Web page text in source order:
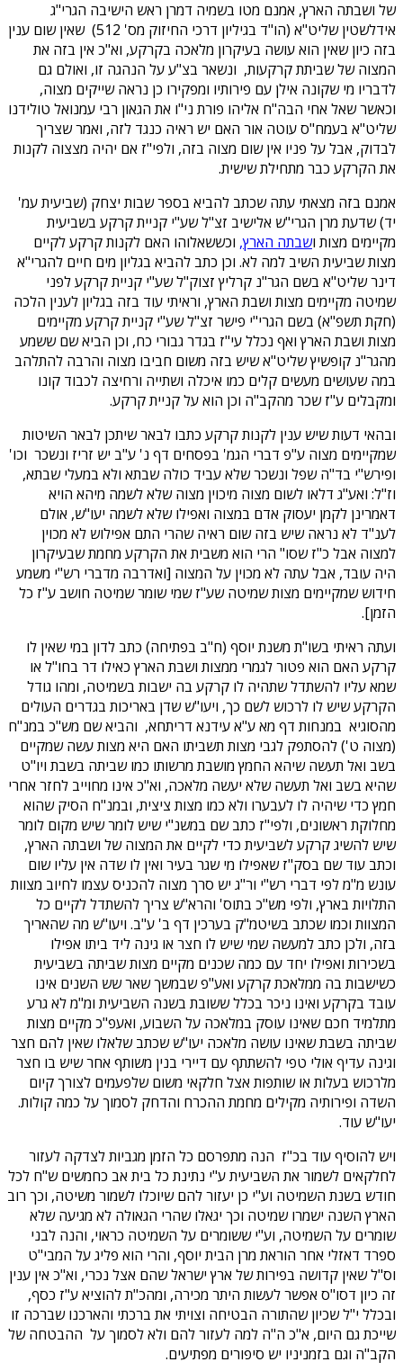
של ושבתה הארץ, אמנם מטו בשמיה דמרן ראש הישיבה הגרי"ג
אידלשטין שליט"א (הו"ד בגיליון דרכי החיזוק מס' 512) שאין שום ענין
בזה כיון שאין הוא עושה בעיקרון מלאכה בקרקע, וא"כ אין בזה את
המצוה של שביתת קרקעות, ונשאר בצ"ע על הנהגה זו, ואולם גם
לדבריו מי שקונה אילן עם פירותיו ומפקירו כן נראה שייקים מצוה,
וכאשר שאל אחי הבה"ח אליהו פורת ני"ו את הגאון רבי עמנואל טולידנו
שליט"א בעמח"ס עוטה אור האם יש ראיה כנגד לזה, ואמר שצריך
לבדוק, אבל על פניו אין שום מצוה בזה, ולפי"ז אם יהיה מצצוה לקנות
את הקרקע כבר מתחילת שישית.
אמנם בזה מצאתי עתה שכתב להביא בספר שבות יצחק (שביעית עמ'
יד) שדעת מרן הגרי"ש אלישיב זצ"ל שע"י קניית קרקע בשביעית
מקיימים מצות ושבתה הארץ, וכששאלוהו האם לקנות קרקע לקיים
מצות שביעית השיב למה לא. וכן כתב להביא בגליון מים חיים להגרי"א
דינר שליט"א בשם הגר"נ קרליץ זצוק"ל שע"י קניית קרקע לפני
שמיטה מקיימים מצות ושבת הארץ, וראיתי עוד בזה בגליון לענין הלכה
(חקת תשפ"א) בשם הגרי"י פישר זצ"ל שע"י קניית קרקע מקיימים
מצות ושבת הארץ ואף נכלל עי"ז בגדר גבורי כח, וכן הביא שם ששמע
מהגר"נ קופשיץ שליט"א שיש בזה משום חביבו מצוה והרבה להתלהב
במה שעושים מעשים קלים כמו איכלה ושתייה ורחיצה לכבוד קונו
ומקבלים ע"ז שכר מהקב"ה וכן הוא על קניית קרקע.
ובהאי דעות שיש ענין לקנות קרקע כתבו לבאר שיתכן לבאר השיטות
שמקיימים מצוה ע"פ דברי הגמ' בפסחים דף נ' ע"ב יש זריז ונשכר וכו'
ופירש"י בד"ה שפל ונשכר שלא עביד כולה שבתא ולא במעלי שבתא,
וז"ל: ואע"ג דלאו לשום מצוה מיכוין מצוה שלא לשמה מיהא הויא
דאמרינן לקמן יעסוק אדם במצוה ואפילו שלא לשמה יעו"ש, אולם
לענ"ד לא נראה שיש בזה שום ראיה שהרי התם אפילוש לא מכוין
למצוה אבל כ"ז שסו" הרי הוא משבית את הקרקע מחמת שבעיקרון
היה עובד, אבל עתה לא מכוין על המצוה [ואדרבה מדברי רש"י משמע
חידוש שמקיימים מצות שמיטה שע"ז שמי שומר שמיטה חושב ע"ז כל
הזמן].
ועתה ראיתי בשו"ת משנת יוסף (ח"ב בפתיחה) כתב לדון במי שאין לו
קרקע האם הוא פטור לגמרי ממצות ושבת הארץ כאילו דר בחו"ל או
שמא עליו להשתדל שתהיה לו קרקע בה ישבות בשמיטה, ומהו גודל
הקרקע שיש לו לרכוש לשם כך, ויעו"ש שדן באריכות בגדרים העולים
מהסוגיא במנחות דף מא ע"א עידנא דריתחא, והביא שם מש"כ במנ"ח
(מצוה ט') להסתפק לגבי מצות תשביתו האם היא מצות עשה שמקיים
בשב ואל תעשה שיהא החמץ מושבת מרשותו כמו שביתה בשבת ויו"ט
שהיא בשב ואל תעשה שלא יעשה מלאכה, וא"כ אינו מחוייב לחזר אחרי
חמץ כדי שיהיה לו לעבערו ולא כמו מצות ציצית, ובמנ"ח הסיק שהוא
מחלוקת ראשונים, ולפי"ז כתב שם במשנ"י שיש לומר שיש מקום לומר
שיש להשיג קרקע לשביעית כדי לקיים את המצוה של ושבתה הארץ,
וכתב עוד שם בסק"ז שאפילו מי שגר בעיר ואין לו שדה אין עליו שום
עונש מ"מ לפי דברי רש"י ור"ג יש סרך מצוה להכניס עצמו לחיוב מצוות
התלויות בארץ, ולפי מש"כ בתוס' והרא"ש צריך להשתדל לקיים כל
המצוות וכמו שכתב בשיטמ"ק בערכין דף ב' ע"ב. ויעו"ש מה שהאריך
בזה, ולכן כתב למעשה שמי שיש לו חצר או גינה ליד ביתו אפילו
בשכירות ואפילו יחד עם כמה שכנים מקיים מצות שביתה בשביעית
כשישבות בה ממלאכת קרקע ואע"פ שבמשך שאר שש השנים אינו
עובד בקרקע ואינו ניכר בכלל ששובת בשנה השביעית ומ"מ לא גרע
מתלמיד חכם שאינו עוסק במלאכה על השבוע, ואעפ"כ מקיים מצות
שביתה בשבת שאינו עושה מלאכה יעו"ש שכתב שלאלו שאין להם חצר
וגינה עדיף אולי טפי להשתתף עם דיירי בנין משותף אחר שיש בו חצר
מלרכוש בעלות או שותפות אצל חלקאי משום שלפעמים לצורך קיום
השדה ופירותיה מקילים מחמת ההכרח והדחק לסמוך על כמה קולות.
יעו"ש עוד.
ויש להוסיף עוד בכ"ז הנה מתפרסם כל הזמן מגביות לצדקה לעזור
לחלקאים לשמור את השביעית ע"י נתינת כל בית אב כחמשים ש"ח לכל
חודש בשנת השמיטה וע"י כן יעזור להם שיוכלו לשמור משיטה, וכך רוב
הארץ השנה ישמרו שמיטה וכך יגאלו שהרי הגאולה לא מגיעה שלא
שומרים על השמיטה, וע"י ששומרים על השמיטה כראוי, והנה לבני
ספרד דאזלי אחר הוראת מרן הבית יוסף, והרי הוא פליג על המבי"ט
וס"ל שאין קדושה בפירות של ארץ ישראל שהם אצל נכרי, וא"כ אין ענין
זה כיון דסו"ס אפשר לעשות היתר מכירה, ומהכ"ת להוציא ע"ז כסף,
ובכלל י"ל שכיון שהתורה הבטיחה וצויתי את ברכתי והארכנו שברכה זו
שייכת גם היום, א"כ ה"ה למה לעזור להם ולא לסמוך על ההבטחה של
הקב"ה וגם בזמניניו יש סיפורים מפתיעים.